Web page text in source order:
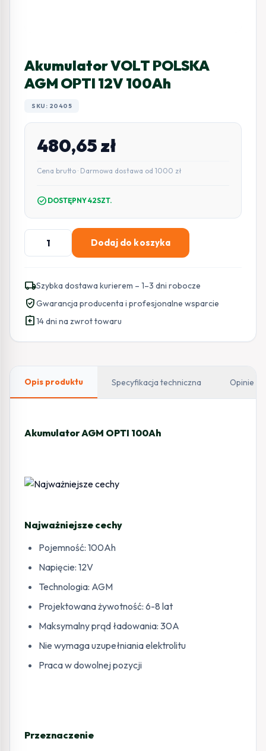
Akumulator VOLT POLSKA
AGM OPTI 12V 100Ah
SKU: 20405
480,65zł
Cena brutto · Darmowa dostawa od 1000 zł
check_circle DOSTĘPNY 42SZT.
ilość
Akumulator
POLSKA
AGM
OPTI
12V
Dodaj do koszyka
local_shippingSzybka dostawa kurierem – 1–3 dni robocze
verified_userGwarancja producenta i profesjonalne wsparcie
assignment_return14 dni na zwrot towaru
Opis produktu Specyfikacja techniczna Opinie
Akumulator AGM OPTI 100Ah
Najważniejsze cechy
Pojemność: 100Ah
Napięcie: 12V
Technologia: AGM
Projektowana żywotność: 6-8 lat
Maksymalny prąd ładowania: 30A
Nie wymaga uzupełniania elektrolitu
Praca w dowolnej pozycji
Przeznaczenie